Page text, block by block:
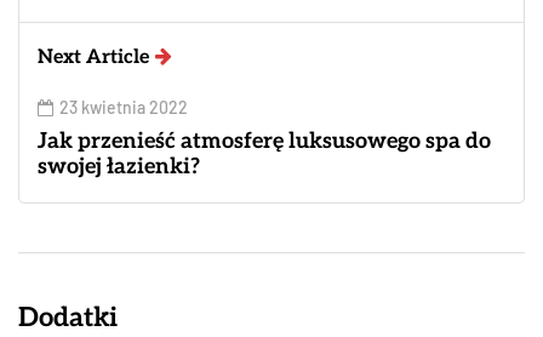
Next Article
23 kwietnia 2022
Jak przenieść atmosferę luksusowego spa do
swojej łazienki?
Dodatki